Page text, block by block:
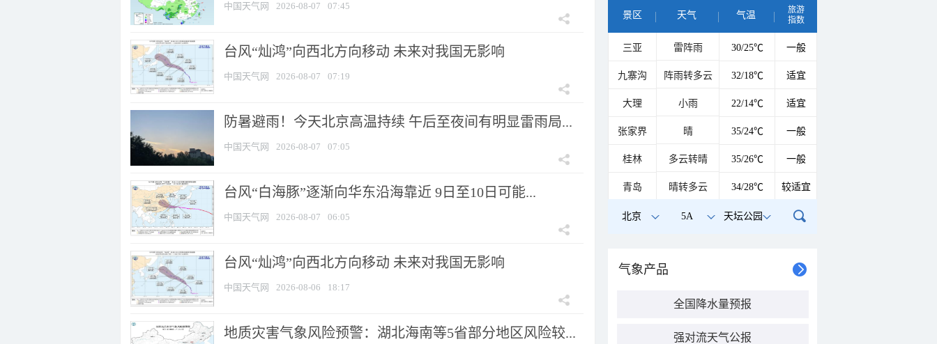
中国天气网 2026-08-07 07:45
台风“灿鸿”向西北方向移动 未来对我国无影响
中国天气网 2026-08-07 07:19
防暑避雨！今天北京高温持续 午后至夜间有明显雷雨局...
中国天气网 2026-08-07 07:05
台风“白海豚”逐渐向华东沿海靠近 9日至10日可能...
中国天气网 2026-08-07 06:05
台风“灿鸿”向西北方向移动 未来对我国无影响
中国天气网 2026-08-06 18:17
地质灾害气象风险预警：湖北海南等5省部分地区风险较...
景区 天气 气温
旅游
指数
三亚 雷阵雨 30/25℃ 一般
九寨沟 阵雨转多云 32/18℃ 适宜
大理 小雨 22/14℃ 适宜
张家界 晴 35/24℃ 一般
桂林 多云转晴 35/26℃ 一般
青岛 晴转多云 34/28℃ 较适宜
北京 5A 天坛公园
气象产品
全国降水量预报
强对流天气公报